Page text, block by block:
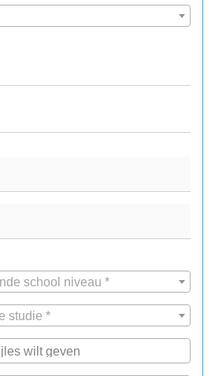
school niveau *
studie *